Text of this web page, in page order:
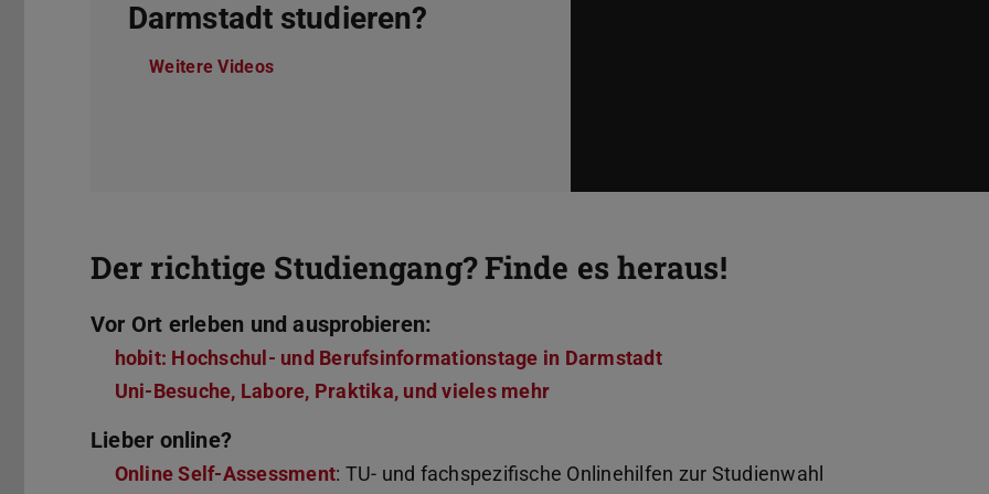
Darmstadt studieren?
Weitere Videos
Der richtige Studiengang? Finde es heraus!
Vor Ort erleben und ausprobieren:
hobit: Hochschul- und Berufsinformationstage in Darmstadt
Uni-Besuche, Labore, Praktika, und vieles mehr
Lieber online?
Online Self-Assessment: TU- und fachspezifische Onlinehilfen zur Studienwahl